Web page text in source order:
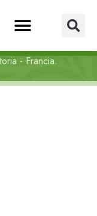
- Francia.